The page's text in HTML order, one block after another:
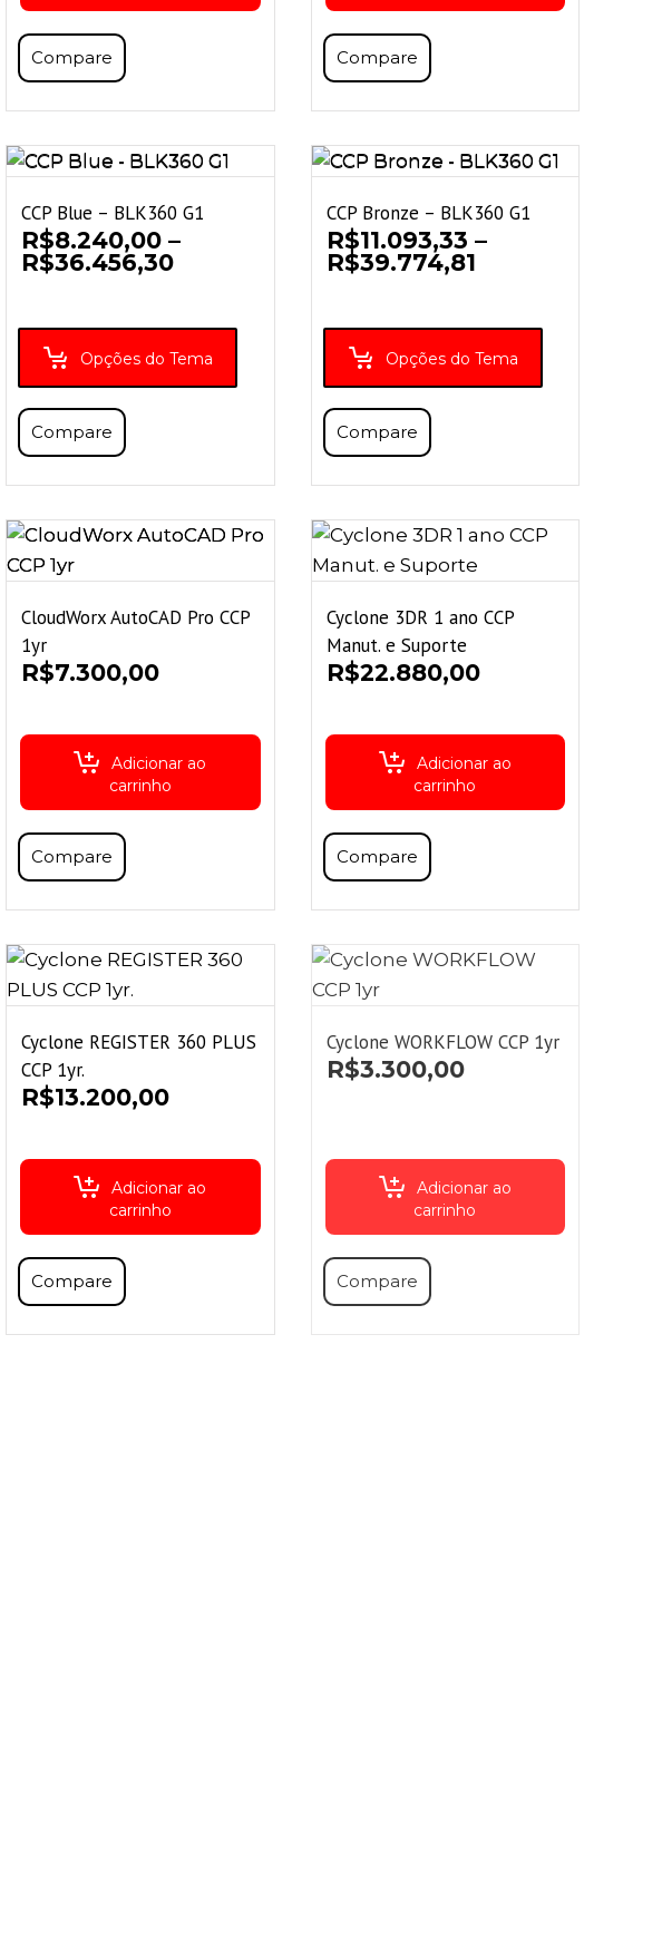
Compare Compare
CCP Blue – BLK360 G1
R$8.240,00 –
R$36.456,30Faixa
R$8.240,00
através
R$36.456,30
Opções do Tema
Compare
CCP Bronze – BLK360 G1
R$11.093,33 –
R$39.774,81Faixa
R$11.093,33
através
R$39.774,81
Opções do Tema
Compare
CloudWorx AutoCAD Pro CCP
1yr
R$7.300,00
Adicionar ao
carrinho
Compare
Cyclone 3DR 1 ano CCP
Manut. e Suporte
R$22.880,00
Adicionar ao
carrinho
Compare
Cyclone REGISTER 360 PLUS
CCP 1yr.
R$13.200,00
Adicionar ao
carrinho
Compare
Cyclone WORKFLOW CCP 1yr
R$3.300,00
Adicionar ao
carrinho
Compare